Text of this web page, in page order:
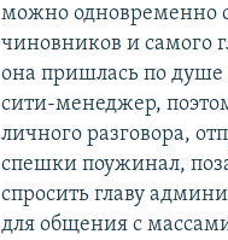
можно одновременно
чиновников и самого
она пришлась по душе
сити-менеджер,
личного разговора,
спешки поужинал,
спросить главу
для общения с